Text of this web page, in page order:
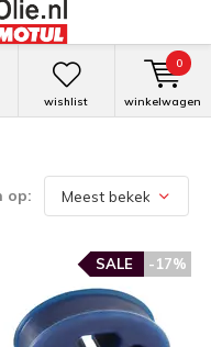
wishlist winkelwagen
0
op:
-17%
SALE